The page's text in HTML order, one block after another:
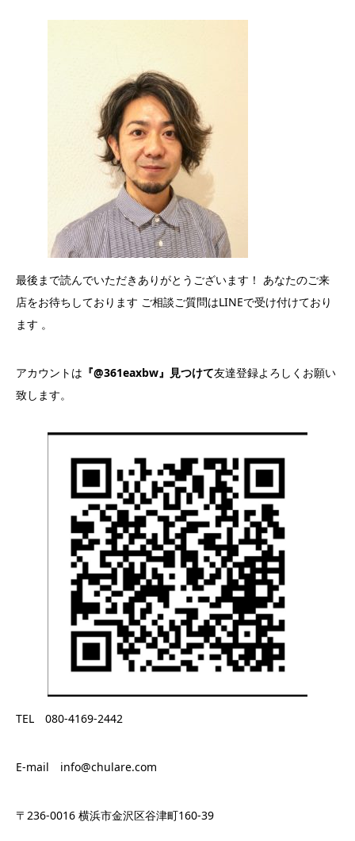
最後まで読んでいただきありがとうございます！ あなたのご来
店をお待ちしております ご相談ご質問はLINEで受け付けており
ます 。
アカウントは 『@361eaxbw』見つけて友達登録よろしくお願い
致します。
TEL 080-4169-2442
E-mail info@chulare.com
〒236-0016 横浜市金沢区谷津町160-39